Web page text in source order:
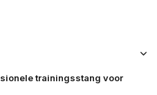
trainingsstang voor